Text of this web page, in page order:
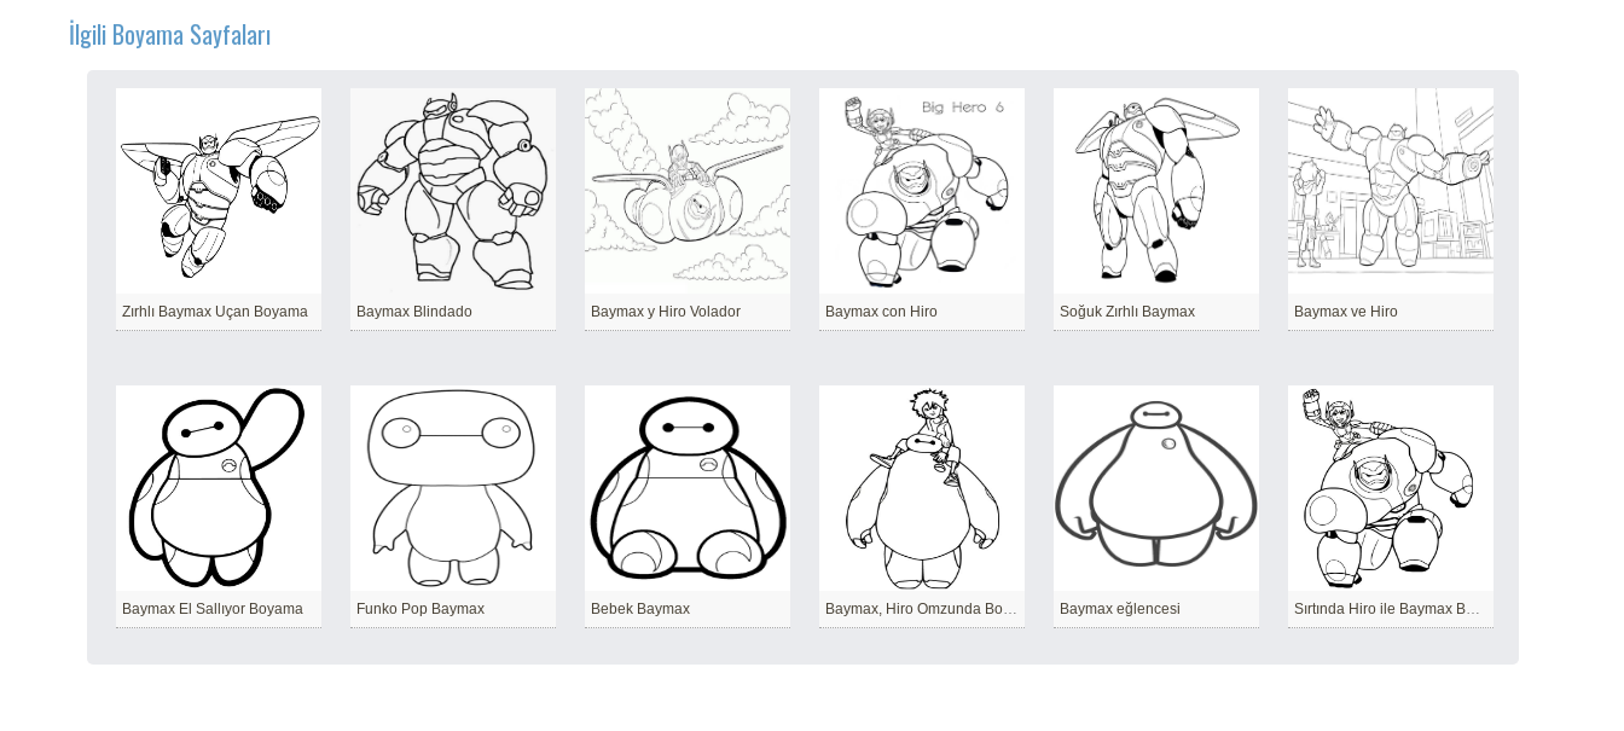
İlgili Boyama Sayfaları
Zırhlı Baymax Uçan Boyama Baymax Blindado Baymax y Hiro Volador Baymax con Hiro Soğuk Zırhlı Baymax Baymax ve Hiro
Baymax El Sallıyor Boyama Funko Pop Baymax Bebek Baymax Baymax, Hiro Omzunda Boyama Sayfası Baymax eğlencesi Sırtında Hiro ile Baymax Boyama